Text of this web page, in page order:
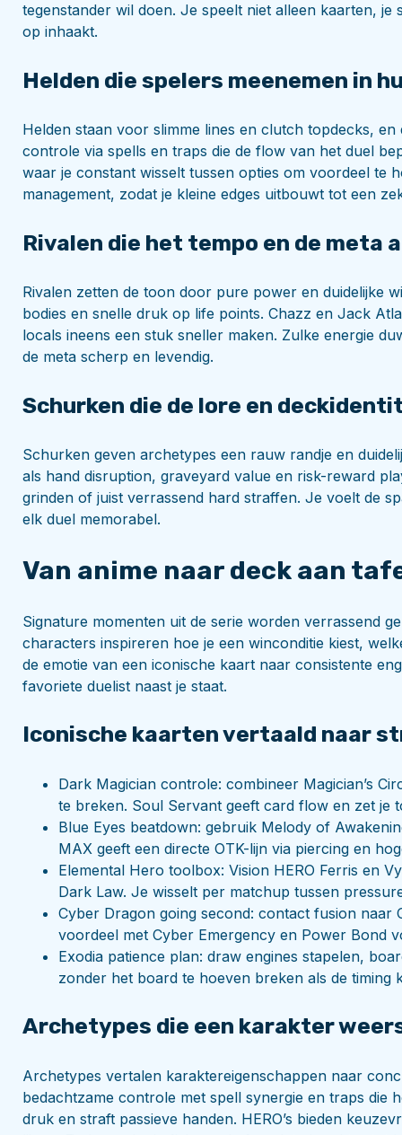
tegenstander wil doen. Je speelt niet alleen kaarten,
op inhaakt.
Helden die spelers meenemen in
Helden staan voor slimme lines en clutch topdecks,
controle via spells en traps die de flow van het duel
waar je constant wisselt tussen opties om voordeel te
management, zodat je kleine edges uitbouwt tot een
Rivalen die het tempo en de meta
Rivalen zetten de toon door pure power en duidelijke
bodies en snelle druk op life points. Chazz en Jack
locals ineens een stuk sneller maken. Zulke energie
de meta scherp en levendig.
Schurken die de lore en
Schurken geven archetypes een rauw randje en
als hand disruption, graveyard value en risk-reward
grinden of juist verrassend hard straffen. Je voelt de
elk duel memorabel.
Van anime naar deck aan
Signature momenten uit de serie worden verrassend
characters inspireren hoe je een winconditie kiest,
de emotie van een iconische kaart naar consistente
favoriete duelist naast je staat.
Iconische kaarten vertaald naar
Dark Magician controle: combineer Magician’s
te breken. Soul Servant geeft card flow en zet je
Blue Eyes beatdown: gebruik Melody of
MAX geeft een directe OTK-lijn via piercing en
Elemental Hero toolbox: Vision HERO Ferris en
Dark Law. Je wisselt per matchup tussen
Cyber Dragon going second: contact fusion naar
voordeel met Cyber Emergency en Power Bond
Exodia patience plan: draw engines stapelen,
zonder het board te hoeven breken als de timing
Archetypes die een karakter
Archetypes vertalen karaktereigenschappen naar
bedachtzame controle met spell synergie en traps die
druk en straft passieve handen. HERO’s bieden